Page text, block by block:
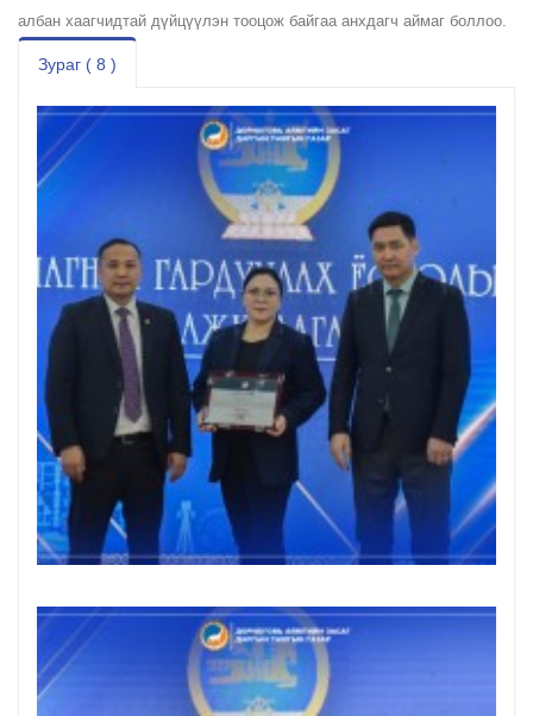
албан хаагчидтай дүйцүүлэн тооцож байгаа анхдагч аймаг боллоо.
Зураг ( 8 )